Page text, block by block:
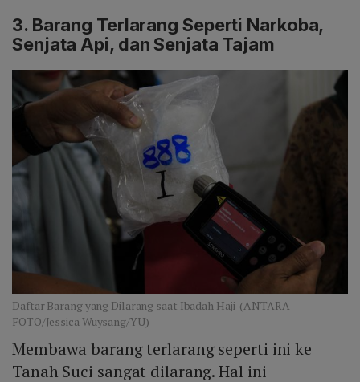
3. Barang Terlarang Seperti Narkoba,
Senjata Api, dan Senjata Tajam
Daftar Barang yang Dilarang saat Ibadah Haji (ANTARA
FOTO/Jessica Wuysang/YU)
Membawa barang terlarang seperti ini ke
Tanah Suci sangat dilarang. Hal ini